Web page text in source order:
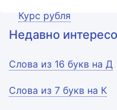
Курс рубля
Недавно
Слова из 16 букв на Д
Слова из 7 букв на К